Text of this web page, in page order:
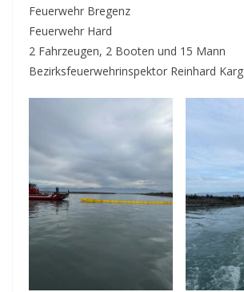
Feuerwehr Bregenz
Feuerwehr Hard
2 Fahrzeugen, 2 Booten und 15 Mann
Bezirksfeuerwehrinspektor Reinhard Karg